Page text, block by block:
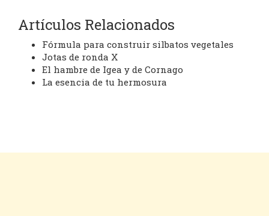
Artículos Relacionados
Fórmula para construir silbatos vegetales
Jotas de ronda X
El hambre de Igea y de Cornago
La esencia de tu hermosura